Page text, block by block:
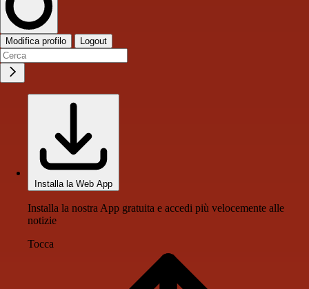
Modifica profilo Logout
Installa la Web App
Installa la nostra App gratuita e accedi più velocemente alle
notizie
Tocca